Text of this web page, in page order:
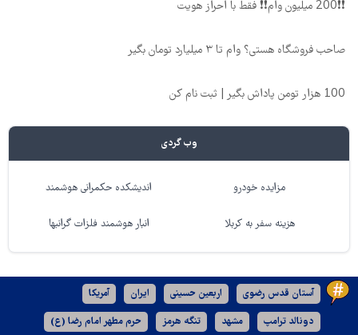
❗❗200 میلیون وام❗❗ فقط با احراز هویت
صاحب فروشگاه هستی؟ وام تا ۳ میلیارد تومان بگیر
100 هزار تومن پاداش بگیر | ثبت نام کن
وب گردی
مزایده خودرو اندیشکده حکمرانی هوشمند
هزینه سفر به کربلا انبار هوشمند فلزات گرانبها
آستان قدس رضوی اربعین حسینی ایران آمریکا
دونالد ترامپ مشهد تنگه هرمز حرم مطهر امام رضا (ع)